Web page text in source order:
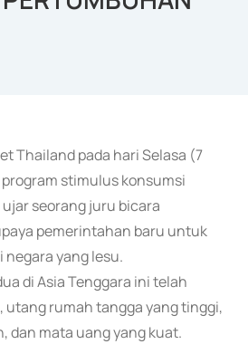
Thailand pada hari Selasa (7
stimulus konsumsi
seorang juru bicara
pemerintahan baru untuk
yang lesu.
di Asia Tenggara ini telah
utang rumah tangga yang tinggi,
dan mata uang yang kuat.